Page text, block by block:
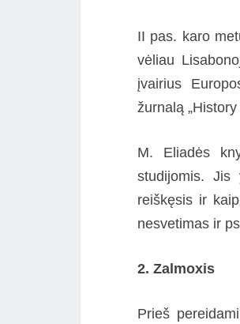
II pas. karo
vėliau
įvairius
žurnalą
M. Eliadės
studijomis. Jis
reiškęsis ir
nesvetimas ir
2. Zalmoxis
Prieš